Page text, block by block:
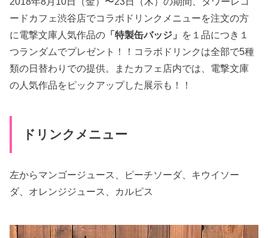
ードカフェ渋谷店でコラボドリンクメニューを注文の方
に電撃文庫人気作品の 「特製缶バッジ」 を１品につき１
つランダムでプレゼント！！コラボドリンクは全部で5種
類の日替わりでの提供。またカフェ店内では、電撃文庫
の人気作品をピックアップした展示も！！
ドリンクメニュー
左からマンゴージュース、ピーチソーダ、キウイソー
ダ、オレンジジュース、カルピス